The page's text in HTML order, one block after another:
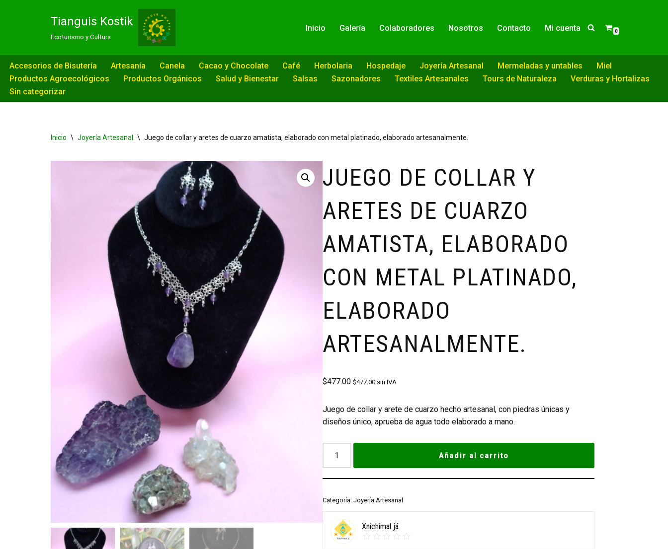
Tianguis Kostik
Ecoturismo y Cultura
Inicio Galería Colaboradores Nosotros Contacto Mi cuenta 0
Accesorios de Bisutería Artesanía Canela Cacao y Chocolate Café Herbolaria Hospedaje Joyería Artesanal Mermeladas y untables
Miel
Productos Agroecológicos
Productos Orgánicos Salud y Bienestar Salsas Sazonadores Textiles Artesanales Tours de Naturaleza
Verduras y Hortalizas
Sin categorizar
Inicio \ Joyería Artesanal \ Juego de collar y aretes de cuarzo amatista, elaborado con metal platinado, elaborado artesanalmente.
JUEGO DE COLLAR Y
ARETES DE CUARZO
AMATISTA, ELABORADO
CON METAL PLATINADO,
ELABORADO
ARTESANALMENTE.
$477.00 $477.00 sin IVA
Juego de collar y arete de cuarzo hecho artesanal, con piedras únicas y
diseños único, aprueba de agua todo elaborado a mano.
Añadir al carrito
Categoría:Joyería Artesanal
Xnichimal já